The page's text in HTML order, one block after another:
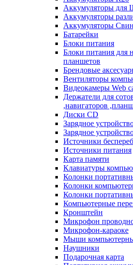
Аккумуляторы для
Аккумуляторы
Аккумуляторы
Батарейки
Блоки питания
Блоки питания для
планшетов
Брендовые
Вентиляторы
Видеокамеры Web
Держатели для
,навигаторов
Диски CD
Зарядное
Зарядное
Источники
Источники питания
Карта памяти
Клавиатуры
Колонки
Колонки
Колонки
Компьютерные
Кронштейн
Микрофон
Микрофон-караоке
Мыши
Наушники
Подарочная карта